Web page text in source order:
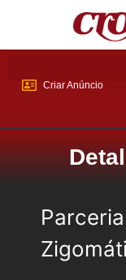
Criar Anúncio